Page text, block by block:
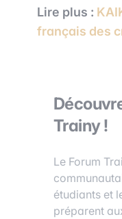
Lire plus :
français des
Trainy !
Le Forum
étudiants et
préparent